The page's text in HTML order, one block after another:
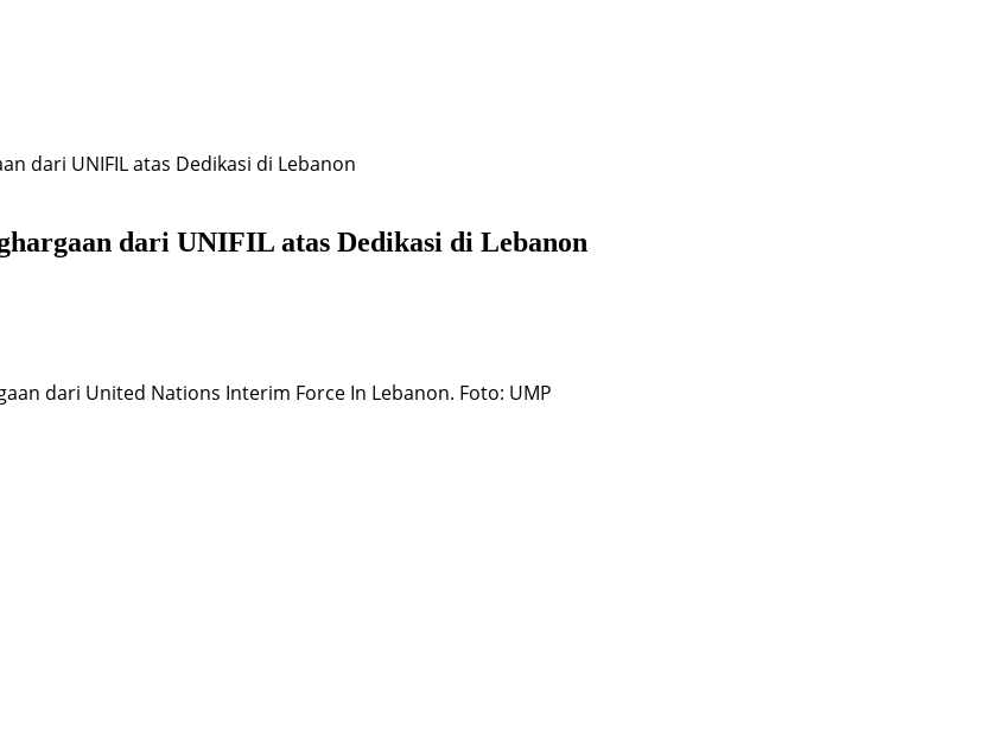
dari UNIFIL atas Dedikasi di Lebanon
dari UNIFIL atas Dedikasi di Lebanon
dari United Nations Interim Force In Lebanon. Foto: UMP